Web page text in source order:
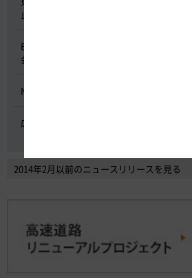
止委員会
E20 中央道を跨ぐ橋梁の耐震補強工事施工
会
NEXCO中日本における降雪時の対応に関す
広域的なETCシステム障害発生時の危機管
2014年2月以前のニュースリリースを見る